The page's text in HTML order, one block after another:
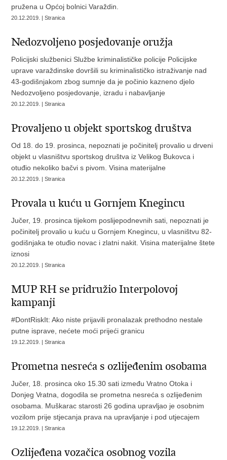
pružena u Općoj bolnici Varaždin.
20.12.2019. | Stranica
Nedozvoljeno posjedovanje oružja
Policijski službenici Službe kriminalističke policije Policijske
uprave varaždinske dovršili su kriminalističko istraživanje nad
43-godišnjakom zbog sumnje da je počinio kazneno djelo
Nedozvoljeno posjedovanje, izradu i nabavljanje
20.12.2019. | Stranica
Provaljeno u objekt sportskog društva
Od 18. do 19. prosinca, nepoznati je počinitelj provalio u drveni
objekt u vlasništvu sportskog društva iz Velikog Bukovca i
otuđio nekoliko bačvi s pivom. Visina materijalne
20.12.2019. | Stranica
Provala u kuću u Gornjem Knegincu
Jučer, 19. prosinca tijekom poslijepodnevnih sati, nepoznati je
počinitelj provalio u kuću u Gornjem Knegincu, u vlasništvu 82-
godišnjaka te otuđio novac i zlatni nakit. Visina materijalne štete
iznosi
20.12.2019. | Stranica
MUP RH se pridružio Interpolovoj
kampanji
#DontRiskIt: Ako niste prijavili pronalazak prethodno nestale
putne isprave, nećete moći prijeći granicu
19.12.2019. | Stranica
Prometna nesreća s ozlijeđenim osobama
Jučer, 18. prosinca oko 15.30 sati između Vratno Otoka i
Donjeg Vratna, dogodila se prometna nesreća s ozlijeđenim
osobama. Muškarac starosti 26 godina upravljao je osobnim
vozilom prije stjecanja prava na upravljanje i pod utjecajem
19.12.2019. | Stranica
Ozlijeđena vozačica osobnog vozila